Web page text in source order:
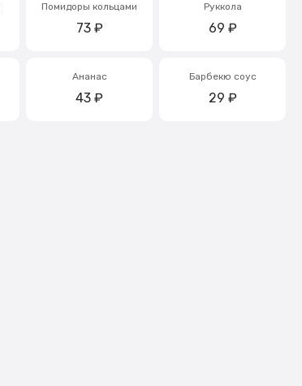
Помидоры кольцами
73 ₽
Руккола
69 ₽
Ананас
43 ₽
Барбекю соус
29 ₽